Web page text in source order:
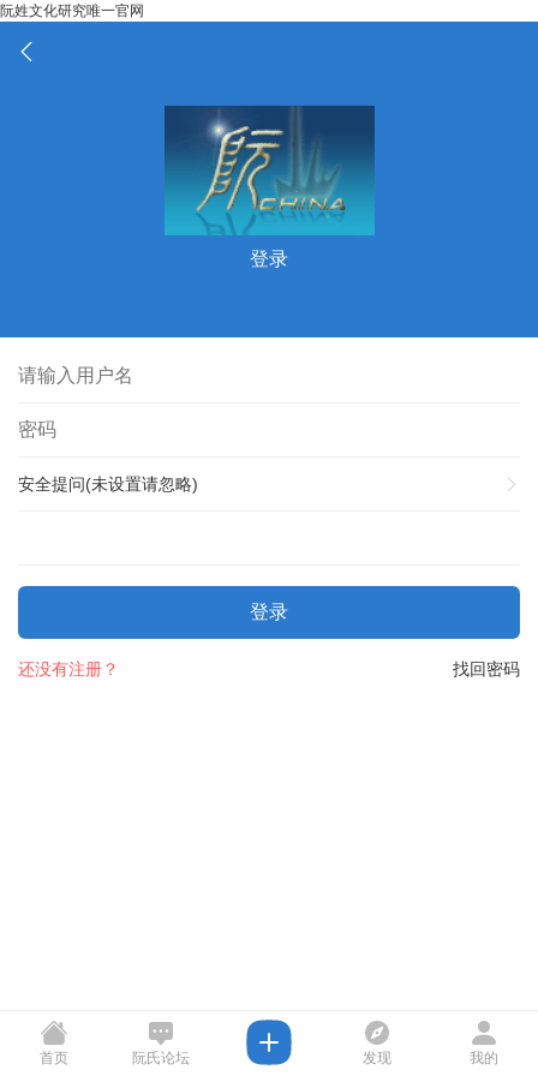
阮姓文化研究唯一官网
登录
安全提问(未设置请忽略)
登录
找回密码
还没有注册？
首页 阮氏论坛 发现 我的